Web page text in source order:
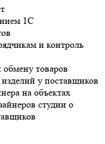
1С
и контроль
товаров
у поставщиков
на объектах
студии о